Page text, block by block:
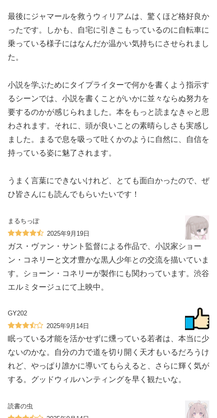
最後にジャマールを救うウィリアムは、驚くほど格好良か
ったです。しかも、自宅に引きこもっているのに自転車に
乗っている様子にはなんだか温かい気持ちにさせられまし
た。
小説を学ぶためにタイプライターで何かを書くよう指示す
るシーンでは、小説を書くことがいかに並々ならぬ努力を
要するのかが感じられました。本をもっと読まなきゃと思
わされます。それに、頭が良いことの素晴らしさも実感し
ました。まるで息を吸って吐くかのように自然に、自信を
持っている姿に魅了されます。
うまく言葉にできないけれど、とても面白かったので、ぜ
ひ皆さんにも読んでもらいたいです！
まるちっぽ
2025年9月19日
ガス・ヴァン・サント監督による作品で、小説家ショー
ン・コネリーと文才豊かな黒人少年との交流を描いていま
す。ショーン・コネリーが製作にも関わっています。渋谷
エルミタージュにて上映中。
GY202
2025年9月14日
眠っている才能を活かせずに燻っている若者は、本当に少
ないのかな。自分の力で道を切り開く天才もいるだろうけ
れど、やっぱり誰かに導いてもらえると、さらに輝く気が
する。グッドウィルハンティングを早く観たいな。
読書の虫